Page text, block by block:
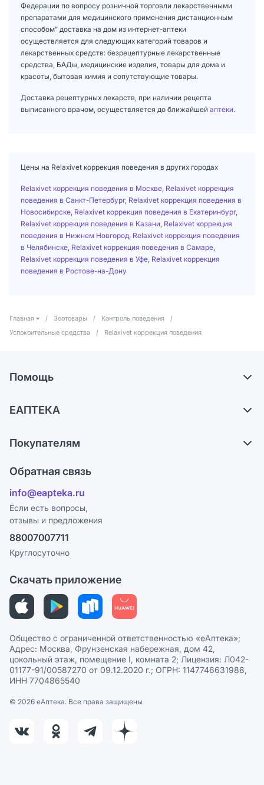
Федерации по вопросу розничной торговли лекарственными
препаратами для медицинского применения дистанционным
способом" доставка на дом из интернет-аптеки
осуществляется для следующих категорий товаров и
лекарственных средств: безрецептурные лекарственные
средства, БАДы, медицинские изделия, товары для дома и
красоты, бытовая химия и сопутствующие товары.
Доставка рецептурных лекарств, при наличии рецепта
выписанного врачом, осуществляется до ближайшей аптеки.
Цены на Relaxivet коррекция поведения в других городах
Relaxivet коррекция поведения в Москве Relaxivet коррекция
поведения в Санкт-Петербург, Relaxivet коррекция поведения в
Новосибирске Relaxivet коррекция поведения в Екатеринбург,
Relaxivet коррекция поведения в Казани Relaxivet коррекция
поведения в Нижнем Новгород Relaxivet коррекция поведения
в Челябинске Relaxivet коррекция поведения в Самаре
Relaxivet коррекция поведения в Уфе Relaxivet коррекция
поведения в Ростове-на-Дону
Главная / Зоотовары / Контроль поведения
/
Успокоительные средства
/ Relaxivet коррекция поведения
Помощь
Самовывоз из аптек
Ответы на вопросы
Блог
ЕАПТЕКА
Карьера
Поставщики
Лицензия
Реклама на сайте
Ваши товары на ЕАПТЕКЕ
Покупателям
Программа СберСпасибо
Политика конфиденциальности
Пользовательское соглашение
Политика рекомендаций
Этика и соответствие
Политика в отношении обработки персональных данных
Обратная связь
info@eapteka.ru
Если есть вопросы,
отзывы и предложения
88007007711
Круглосуточно
Скачать приложение
Общество с ограниченной ответственностью «еАптека»;
Адрес: Москва, Фрунзенская набережная, дом 42,
цокольный этаж, помещение I, комната 2; Лицензия: Л042-
01177-91/00587270 от 09.12.2020 г.; ОГРН: 1147746631988,
ИНН 7704865540
© 2026 eАптека. Все права защищены